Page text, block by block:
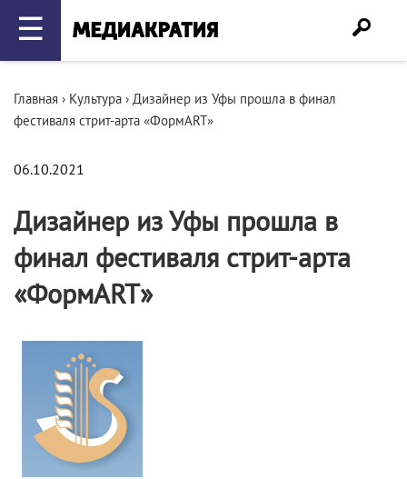
☰
Главная › Культура › Дизайнер из Уфы прошла в финал
фестиваля стрит-арта «ФормART»
06.10.2021
Дизайнер из Уфы прошла в
финал фестиваля стрит-арта
«ФормART»